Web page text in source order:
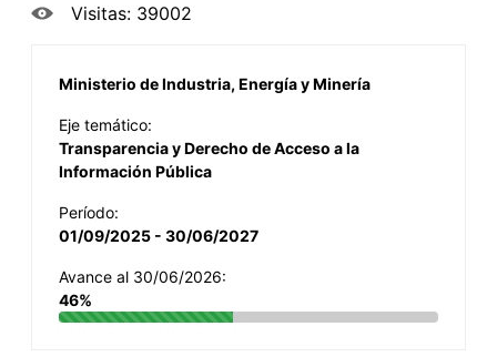
Visitas: 39002
Ministerio de Industria, Energía y Minería
Eje temático:
Transparencia y Derecho de Acceso a la
Información Pública
Período:
01/09/2025 - 30/06/2027
Avance al 30/06/2026:
46%